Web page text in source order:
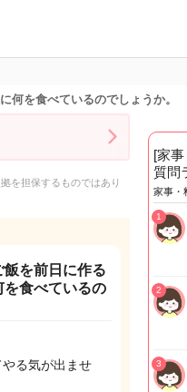
何を食べているのでしょうか。
を担保するものではあり
を前日に作る
を食べているの
る気が出ませ
[家
質問
家事・
1
2
3